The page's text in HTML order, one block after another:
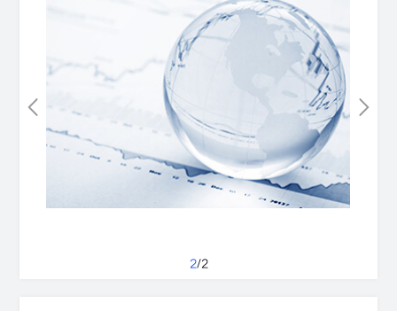
2/2